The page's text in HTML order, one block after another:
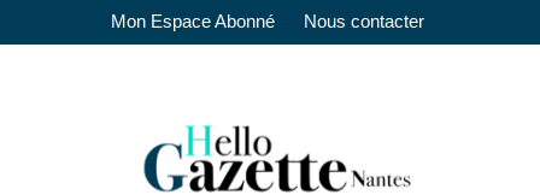
Mon Espace Abonné Nous contacter